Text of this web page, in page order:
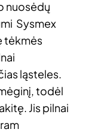
nuosėdų
Sysmex
tėkmės
ląsteles.
todėl
Jis pilnai